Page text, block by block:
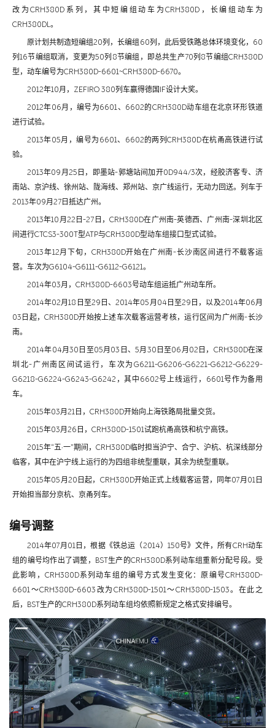
改为CRH380D系列，其中短编组动车为CRH380D，长编组动车为
CRH380DL。
原计划共制造短编组20列，长编组60列，此后受铁路总体环境变化，60
列16节编组取消，变更为50列8节编组，即总共生产70列8节编组CRH380D
型，动车编号为CRH380D-6601~CRH380D-6670。
2012年10月，ZEFIRO 380列车赢得德国IF设计大奖。
2012年06月，编号为6601、6602的CRH380D动车组在北京环形铁道
进行试验。
2013年05月，编号为6601、6602的两列CRH380D在杭甬高铁进行试
验。
2013年09月25日，即墨站-郭塘站间加开0D944/3次，经胶济客专、济
南站、京沪线、徐州站、陇海线、郑州站、京广线运行，无动力回送。列车于
2013年09月27日抵达广州。
2013年10月22日-27日，CRH380D在广州南-英德西、广州南-深圳北区
间进行CTCS3-300T型ATP与CRH380D型动车组接口型式试验。
2013年12月下旬，CRH380D开始在广州南-长沙南区间进行不载客运
营。车次为G6104-G6111-G6112-G6121。
2014年03月，CRH380D-6603号动车组运抵广州动车所。
2014年02月18日至29日、2014年05月04日至29日，以及2014年06月
03日起，CRH380D开始按上述车次载客运营考核，运行区间为广州南-长沙
南。
2014年04月30日至05月03日、5月30日至06月02日，CRH380D在深
圳北-广州南区间试运行，车次为G6211-G6206-G6221-G6212-G6229-
G6218-G6224-G6243-G6242，其中6602号上线运行，6601号作为备用
车。
2015年03月21日，CRH380D开始向上海铁路局批量交货。
2015年03月26日，CRH380D-1501试跑杭甬高铁和杭宁高铁。
2015年“五·一”期间，CRH380D临时担当沪宁、合宁、沪杭、杭深线部分
临客，其中在沪宁线上运行的为四组非统型重联，其余为统型重联。
2015年05月20日起，CRH380D开始正式上线载客运营，同年07月01日
开始担当部分京杭、京甬列车。
编号调整
2014年07月01日，根据《铁总运（2014）150号》文件，所有CRH动车
组的编号均作出了调整，BST生产的CRH380D系列动车组重新分配号段。受
此影响，CRH380D系列动车组的编号方式发生变化：原编号CRH380D-
6601～CRH380D-6603改为CRH380D-1501～CRH380D-1503。在此之
后，BST生产的CRH380D系列动车组均依照新规定之格式安排编号。